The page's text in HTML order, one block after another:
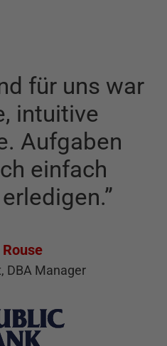
für uns war
intuitive
Aufgaben
einfach
”
DBA Manager